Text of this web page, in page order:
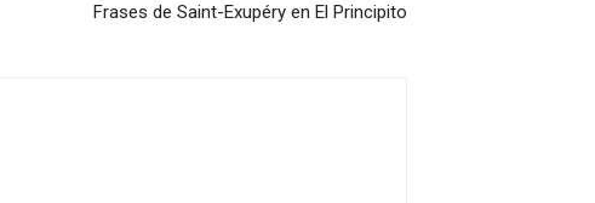
Frases de Saint-Exupéry en El Principito